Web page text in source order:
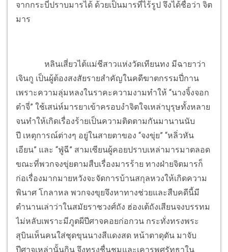
จากกระบี่ปราบมารได้ ด้วยเป็นมารที่ไร้รูป จึงได้ชื่อว่า จิต
มาร
หลินเสี่ยวไต้แม่ชีสาวแห่งวัดเทียนทง มีฉายาว่า
เจินกู เป็นผู้ต้องสงสัยรายสำคัญในคดีฆาตกรรมปี่กาน
เพราะความลุ่มหลงในราคะความงามทำให้ “นางจิ้งจอก
ต๋าจี่” ใช้เสน่ห์มารยาเข้าครอบงำจิตใจเหล่าบุรุษทั้งหลาย
จนทำให้เกิดเรื่องร้ายเป็นความติดตามกันมานานนับ
ปี เหตุการณ์ต่างๆ อยู่ในสายตาของ “จงขุ่ย” “หลิ่วหัน
เอียน” และ “ฟู่ฉี” สามเซียนผู้คอยปราบเหล่ามารมาตลอด
ขณะที่พวกจงขุ่ยตามสืบเรื่องมารร้าย ทางฝ่ายจิตมารก็
ก่อเรื่องมากมายหวังจะจัดการบ้านสกุลหวงให้เกิดความ
พินาศ โกลาหล พวกจงขุยจึงหาทางช่วยและสืบคดีนี้มี
ตำนานเล่าว่าในสมัยราชวงศ์ถัง ฮ่องเต้ถังเสียนจงบรรทม
ไม่หลับเพราะมีภูตผีปีศาจคอยก่อกวน กระทั่งทรงพระ
สุบินเห็นคนใส่ชุดขุนนางสีแดงสด หน้าตาดุดัน มาจับ
ปีศาจเหล่านั้นกิน จึงทรงชื่นชมและเคารพศรัทธาใน